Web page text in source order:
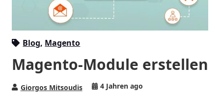
Blog, Magento
Magento-Module erstellen
Giorgos Mitsoudis 4 Jahren ago